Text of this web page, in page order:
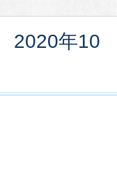
2020年10